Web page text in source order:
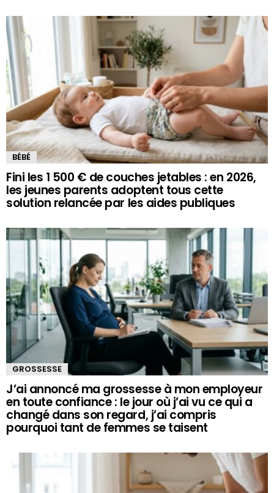
BÉBÉ
Fini les 1 500 € de couches jetables : en 2026,
les jeunes parents adoptent tous cette
solution relancée par les aides publiques
GROSSESSE
J’ai annoncé ma grossesse à mon employeur
en toute confiance : le jour où j’ai vu ce qui a
changé dans son regard, j’ai compris
pourquoi tant de femmes se taisent